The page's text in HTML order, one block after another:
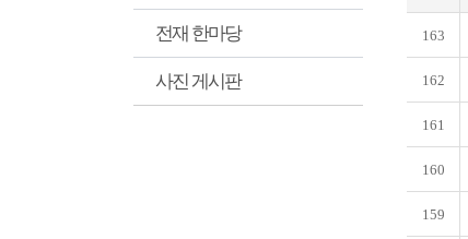
전재 한마당
사진 게시판
163
162
161
160
159